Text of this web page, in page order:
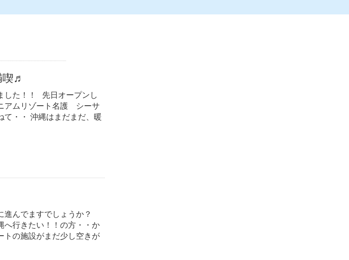
喫♬
した！！ 先日オープンし
アムリゾート名護 シーサ
・・ 沖縄はまだまだ、暖
進んでますでしょうか？
へ行きたい！！の方・・か
トの施設がまだ少し空きが